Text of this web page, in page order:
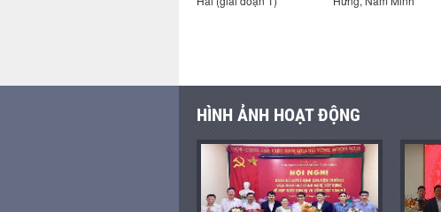
HÌNH ẢNH HOẠT ĐỘNG